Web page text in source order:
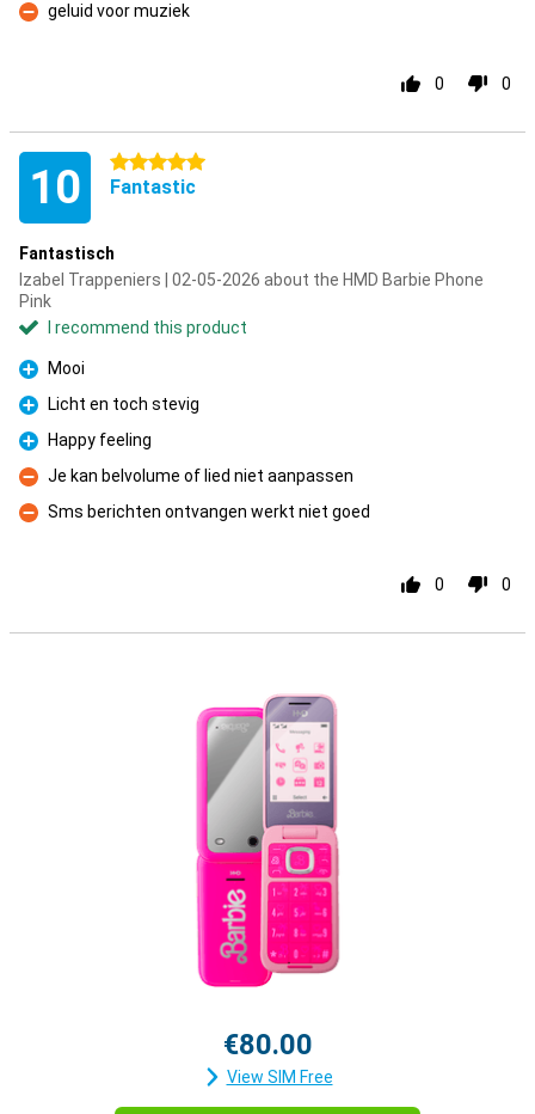
Con
geluid voor muziek
0 0
10 5 stars
Fantastic
Fantastisch
Izabel Trappeniers | 02-05-2026 about the HMD Barbie Phone
Pink
I recommend this product
Pro
Mooi
Pro
Licht en toch stevig
Pro
Happy feeling
Con
Je kan belvolume of lied niet aanpassen
Con
Sms berichten ontvangen werkt niet goed
0 0
€80.00
View SIM Free